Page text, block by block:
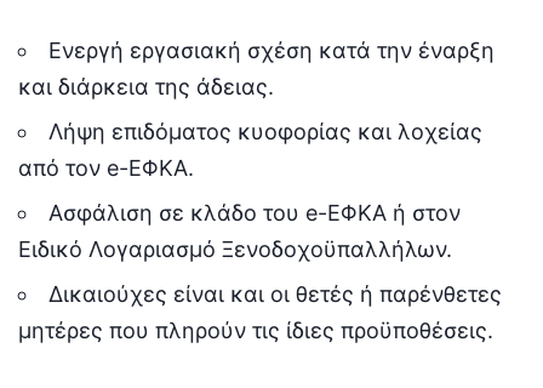
Ενεργή εργασιακή σχέση κατά την έναρξη
και διάρκεια της άδειας.
Λήψη επιδόματος κυοφορίας και λοχείας
από τον e-ΕΦΚΑ.
Ασφάλιση σε κλάδο του e-ΕΦΚΑ ή στον
Ειδικό Λογαριασμό Ξενοδοχοϋπαλλήλων.
Δικαιούχες είναι και οι θετές ή παρένθετες
μητέρες που πληρούν τις ίδιες προϋποθέσεις.